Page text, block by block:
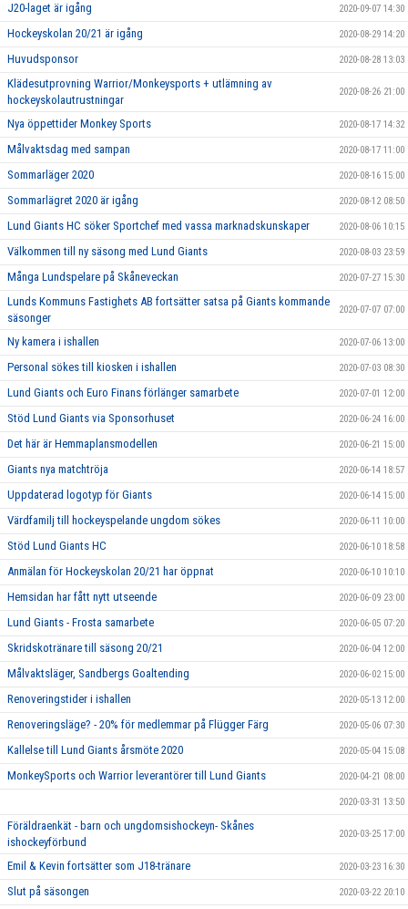
J20-laget är igång 2020-09-07 14:30
Hockeyskolan 20/21 är igång 2020-08-29 14:20
Huvudsponsor 2020-08-28 13:03
Klädesutprovning Warrior/Monkeysports + utlämning av
hockeyskolautrustningar
2020-08-26 21:00
Nya öppettider Monkey Sports 2020-08-17 14:32
Målvaktsdag med sampan 2020-08-17 11:00
Sommarläger 2020 2020-08-16 15:00
Sommarlägret 2020 är igång 2020-08-12 08:50
Lund Giants HC söker Sportchef med vassa marknadskunskaper 2020-08-06 10:15
Välkommen till ny säsong med Lund Giants 2020-08-03 23:59
Många Lundspelare på Skåneveckan 2020-07-27 15:30
Lunds Kommuns Fastighets AB fortsätter satsa på Giants kommande
säsonger
2020-07-07 07:00
Ny kamera i ishallen 2020-07-06 13:00
Personal sökes till kiosken i ishallen 2020-07-03 08:30
Lund Giants och Euro Finans förlänger samarbete 2020-07-01 12:00
Stöd Lund Giants via Sponsorhuset 2020-06-24 16:00
Det här är Hemmaplansmodellen 2020-06-21 15:00
Giants nya matchtröja 2020-06-14 18:57
Uppdaterad logotyp för Giants 2020-06-14 15:00
Värdfamilj till hockeyspelande ungdom sökes 2020-06-11 10:00
Stöd Lund Giants HC 2020-06-10 18:58
Anmälan för Hockeyskolan 20/21 har öppnat 2020-06-10 10:10
Hemsidan har fått nytt utseende 2020-06-09 23:00
Lund Giants - Frosta samarbete 2020-06-05 07:20
Skridskotränare till säsong 20/21 2020-06-04 12:00
Målvaktsläger, Sandbergs Goaltending 2020-06-02 15:00
Renoveringstider i ishallen 2020-05-13 12:00
Renoveringsläge? - 20% för medlemmar på Flügger Färg 2020-05-06 07:30
Kallelse till Lund Giants årsmöte 2020 2020-05-04 15:08
MonkeySports och Warrior leverantörer till Lund Giants 2020-04-21 08:00
2020-03-31 13:50
Föräldraenkät - barn och ungdomsishockeyn- Skånes
ishockeyförbund
2020-03-25 17:00
Emil & Kevin fortsätter som J18-tränare 2020-03-23 16:30
Slut på säsongen 2020-03-22 20:10